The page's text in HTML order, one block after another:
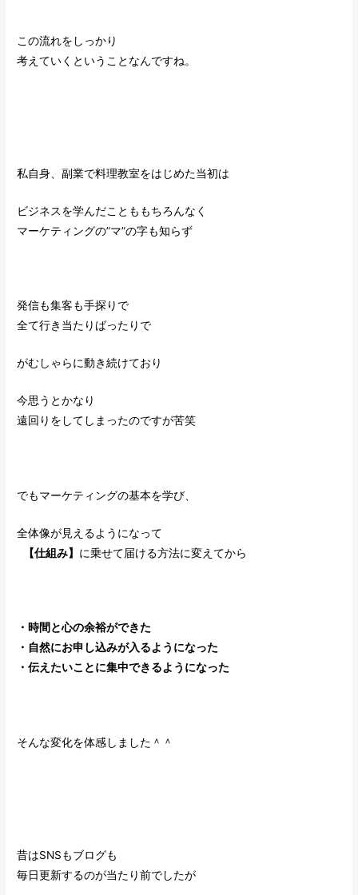
この流れをしっかり
考えていくということなんですね。
私自身、副業で料理教室をはじめた当初は
ビジネスを学んだことももちろんなく
マーケティングの”マ”の字も知らず
発信も集客も手探りで
全て行き当たりばったりで
がむしゃらに動き続けており
今思うとかなり
遠回りをしてしまったのですが苦笑
でもマーケティングの基本を学び、
全体像が見えるようになって
【仕組み】 に乗せて届ける方法に変えてから
・時間と心の余裕ができた
・自然にお申し込みが入るようになった
・伝えたいことに集中できるようになった
そんな変化を体感しました＾＾
昔はSNSもブログも
毎日更新するのが当たり前でしたが